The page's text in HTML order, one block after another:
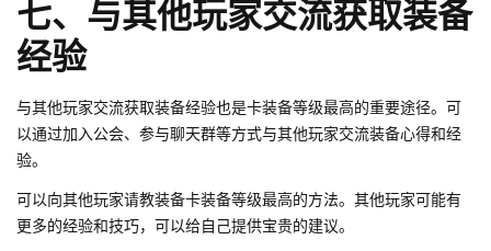
七、与其他玩家交流获取装备
经验
与其他玩家交流获取装备经验也是卡装备等级最高的重要途径。可
以通过加入公会、参与聊天群等方式与其他玩家交流装备心得和经
验。
可以向其他玩家请教装备卡装备等级最高的方法。其他玩家可能有
更多的经验和技巧，可以给自己提供宝贵的建议。